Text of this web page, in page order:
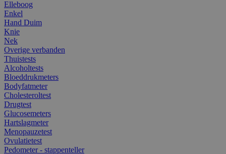
Elleboog
Enkel
Hand Duim
Knie
Nek
Overige verbanden
Thuistests
Alcoholtests
Bloeddrukmeters
Bodyfatmeter
Cholesteroltest
Drugtest
Glucosemeters
Hartslagmeter
Menopauzetest
Ovulatietest
Pedometer - stappenteller